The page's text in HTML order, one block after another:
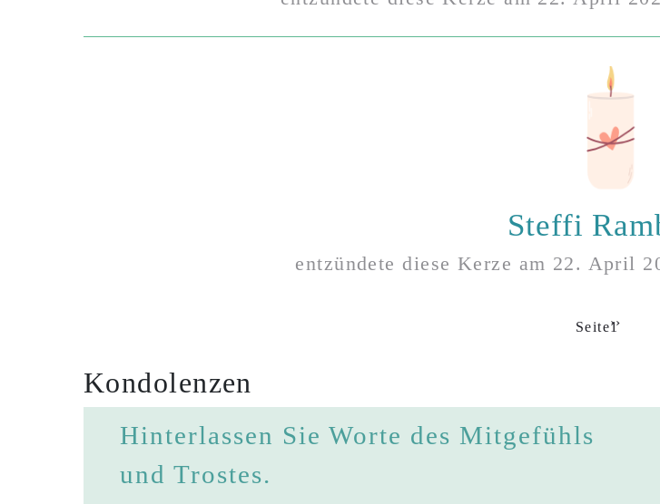
Steffi
entzündete diese Kerze am 22. April
Seite1
››
Kondolenzen
Hinterlassen Sie Worte des Mitgefühls
und Trostes.